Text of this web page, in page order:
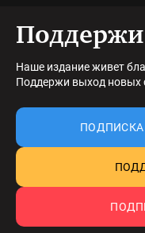
Наше издание живет
Поддержи выход новых
ПОДПИСКА